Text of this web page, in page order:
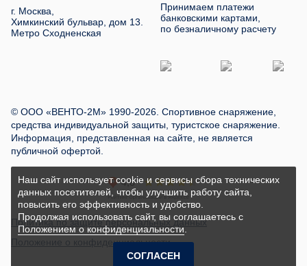
г. Москва,
Химкинский бульвар, дом 13.
Метро Сходненская
Принимаем платежи
банковскими картами,
по безналичному расчету
© ООО «ВЕНТО-2М» 1990-2026. Спортивное снаряжение,
средства индивидуальной защиты, туристское снаряжение.
Информация, представленная на сайте, не является
публичной офертой.
Политика по защите персональных данных
Положение о конфиденциальности
Наш сайт использует cookie и сервисы сбора технических
данных посетителей, чтобы улучшить работу сайта,
повысить его эффективность и удобство.
Продолжая использовать сайт, вы соглашаетесь с
Положением о конфиденциальности.
СОГЛАСЕН